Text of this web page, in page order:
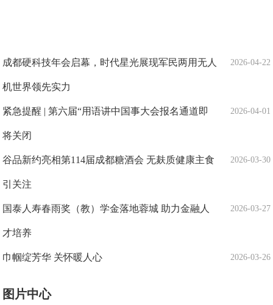
2026-04-22
成都硬科技年会启幕，时代星光展现军民两用无人
机世界领先实力
2026-04-01
紧急提醒 | 第六届“用语讲中国事大会报名通道即
将关闭
2026-03-30
谷品新约亮相第114届成都糖酒会 无麸质健康主食
引关注
2026-03-27
国泰人寿春雨奖（教）学金落地蓉城 助力金融人
才培养
2026-03-26
巾帼绽芳华 关怀暖人心
图片中心